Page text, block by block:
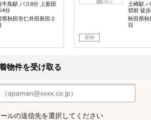
牛島駅 バス8分 上新田
4分
県秋田市仁井田新田２
土崎駅
切前 徒
秋田県秋
目
収納
物件を受け取る
ルの送信先を選択してください